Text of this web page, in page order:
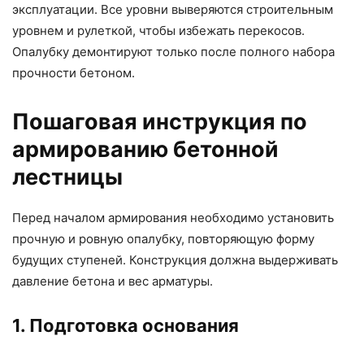
эксплуатации. Все уровни выверяются строительным
уровнем и рулеткой, чтобы избежать перекосов.
Опалубку демонтируют только после полного набора
прочности бетоном.
Пошаговая инструкция по
армированию бетонной
лестницы
Перед началом армирования необходимо установить
прочную и ровную опалубку, повторяющую форму
будущих ступеней. Конструкция должна выдерживать
давление бетона и вес арматуры.
1. Подготовка основания